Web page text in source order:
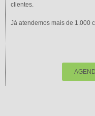
clientes.
Já atendemos mais de 1.000